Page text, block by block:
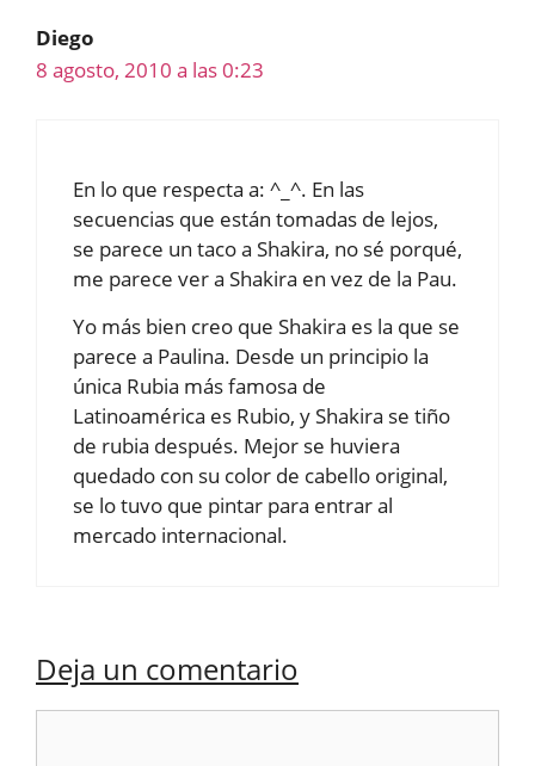
Diego
8 agosto, 2010 a las 0:23
En lo que respecta a: ^_^. En las
secuencias que están tomadas de lejos,
se parece un taco a Shakira, no sé porqué,
me parece ver a Shakira en vez de la Pau.
Yo más bien creo que Shakira es la que se
parece a Paulina. Desde un principio la
única Rubia más famosa de
Latinoamérica es Rubio, y Shakira se tiño
de rubia después. Mejor se huviera
quedado con su color de cabello original,
se lo tuvo que pintar para entrar al
mercado internacional.
Deja un comentario